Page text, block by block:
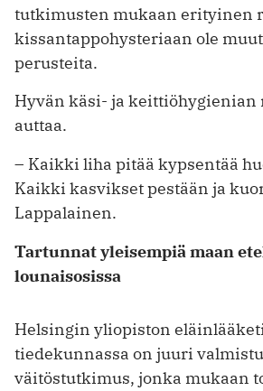
tutkimusten mukaan erityinen
kissantappohysteriaan ole
perusteita.
Hyvän käsi- ja keittiöhygienian
auttaa.
– Kaikki liha pitää kypsentää
Kaikki kasvikset pestään ja
Lappalainen.
Tartunnat yleisempiä maan
lounaisosissa
Helsingin yliopiston
tiedekunnassa on juuri
väitöstutkimus, jonka mukaan